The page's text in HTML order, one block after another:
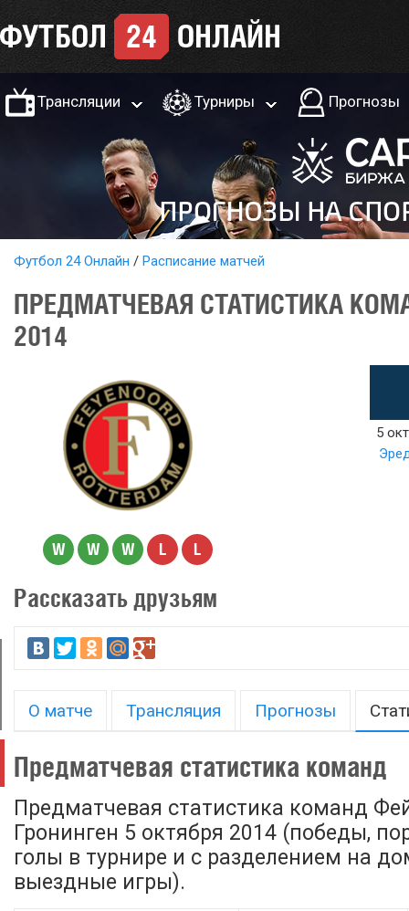
Трансляции Турниры Прогнозы
Футбол 24 Онлайн Расписание матчей
ПРЕДМАТЧЕВАЯ СТАТИСТИКА
2014
W W W L L
5
Рассказать друзьям
О матче Трансляция Прогнозы
Предматчевая статистика команд
Предматчевая статистика команд
Гронинген 5 октября 2014 (победы,
голы в турнире и с разделением на
выездные игры).